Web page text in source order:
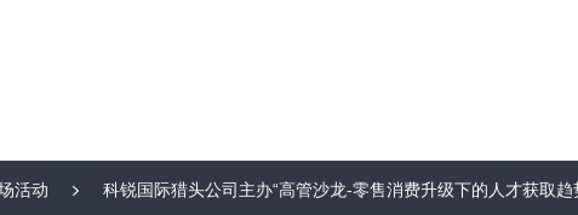
活动 科锐国际猎头公司主办“高管沙龙-零售消费升级下的人才获取趋